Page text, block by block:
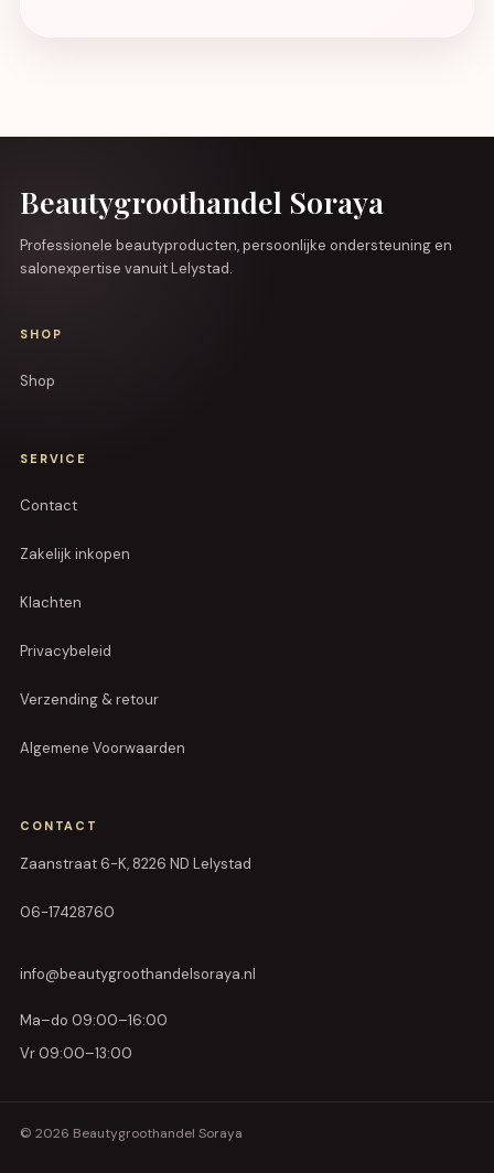
Beautygroothandel Soraya
Professionele beautyproducten, persoonlijke ondersteuning en
salonexpertise vanuit Lelystad.
SHOP
Shop
SERVICE
Contact
Zakelijk inkopen
Klachten
Privacybeleid
Verzending & retour
Algemene Voorwaarden
CONTACT
Zaanstraat 6-K, 8226 ND Lelystad
06-17428760
info@beautygroothandelsoraya.nl
Ma–do 09:00–16:00
Vr 09:00–13:00
© 2026 Beautygroothandel Soraya